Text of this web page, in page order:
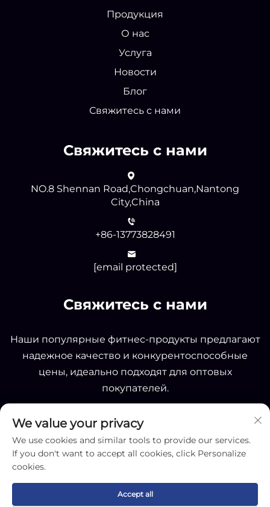
Продукция
О нас
Услуга
Новости
Блог
Свяжитесь с нами
Свяжитесь с нами
NO.8 Shennan Road,Chongchuan,Nantong
City,China
+86-13773828491
[email protected]
Свяжитесь с нами
Наши популярные фитнес-продукты предлагают
надежное качество и конкурентоспособные
цены, идеально подходят для оптовых
покупателей.
We value your privacy
We use cookies and similar tools to provide our services.
If you don't want to accept all cookies, click Personalize
cookies.
Accept all